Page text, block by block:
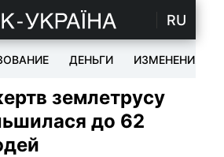
RU
ДЕНЬГИ ИЗМЕНЕНИЯ
землетрусу
до 62